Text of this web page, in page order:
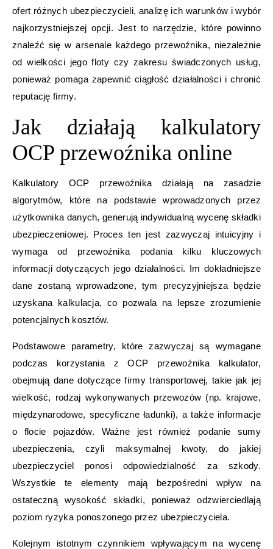
ofert różnych ubezpieczycieli, analizę ich warunków i wybór
najkorzystniejszej opcji. Jest to narzędzie, które powinno
znaleźć się w arsenale każdego przewoźnika, niezależnie
od wielkości jego floty czy zakresu świadczonych usług,
ponieważ pomaga zapewnić ciągłość działalności i chronić
reputację firmy.
Jak działają kalkulatory
OCP przewoźnika online
Kalkulatory OCP przewoźnika działają na zasadzie
algorytmów, które na podstawie wprowadzonych przez
użytkownika danych, generują indywidualną wycenę składki
ubezpieczeniowej. Proces ten jest zazwyczaj intuicyjny i
wymaga od przewoźnika podania kilku kluczowych
informacji dotyczących jego działalności. Im dokładniejsze
dane zostaną wprowadzone, tym precyzyjniejsza będzie
uzyskana kalkulacja, co pozwala na lepsze zrozumienie
potencjalnych kosztów.
Podstawowe parametry, które zazwyczaj są wymagane
podczas korzystania z OCP przewoźnika kalkulator,
obejmują dane dotyczące firmy transportowej, takie jak jej
wielkość, rodzaj wykonywanych przewozów (np. krajowe,
międzynarodowe, specyficzne ładunki), a także informacje
o flocie pojazdów. Ważne jest również podanie sumy
ubezpieczenia, czyli maksymalnej kwoty, do jakiej
ubezpieczyciel ponosi odpowiedzialność za szkody.
Wszystkie te elementy mają bezpośredni wpływ na
ostateczną wysokość składki, ponieważ odzwierciedlają
poziom ryzyka ponoszonego przez ubezpieczyciela.
Kolejnym istotnym czynnikiem wpływającym na wycenę